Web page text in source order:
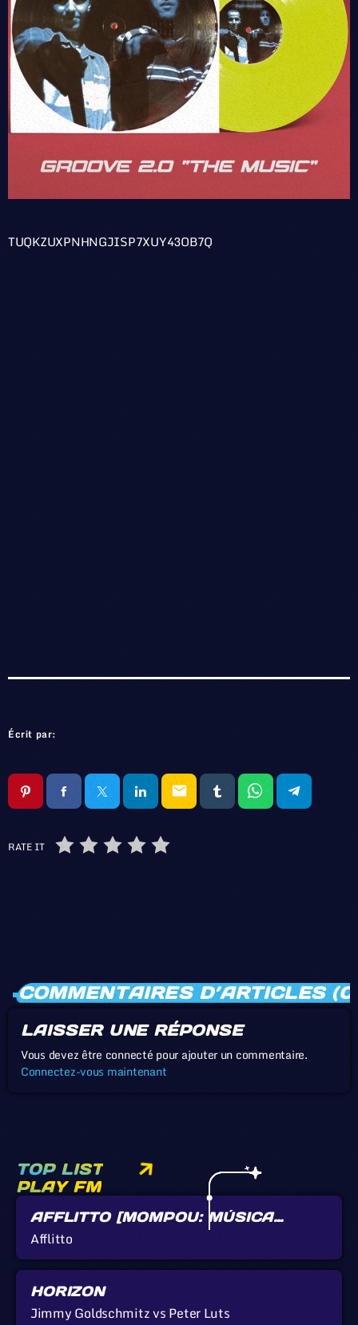
TUQKZUXPNHNGJISP7XUY43OB7Q
Écrit par:
email
RATE IT
COMMENTAIRES D’ARTICLES
LAISSER UNE RÉPONSE
Vous devez être connecté pour ajouter un commentaire.
Connectez-vous maintenant
TOP LIST
PLAY FM
AFFLITTO [MOMPOU: MÚSICA
CALLADA]
Afflitto
HORIZON
Jimmy Goldschmitz vs Peter Luts